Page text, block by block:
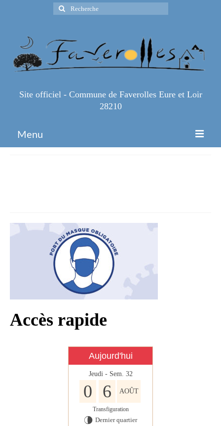
Rechercher
:
Site officiel - Commune de Faverolles Eure et Loir
28210
Menu
Infos règlementaires
Contact et horaires
Mon village
Mes démarches
Faverolles Infos – Format
Séjourner à Faverolles
Nos Partenaires
Accès rapide
Aujourd'hui
Jeudi - Sem. 32
0 6 AOÛT
Transfiguration
U Dernier quartier